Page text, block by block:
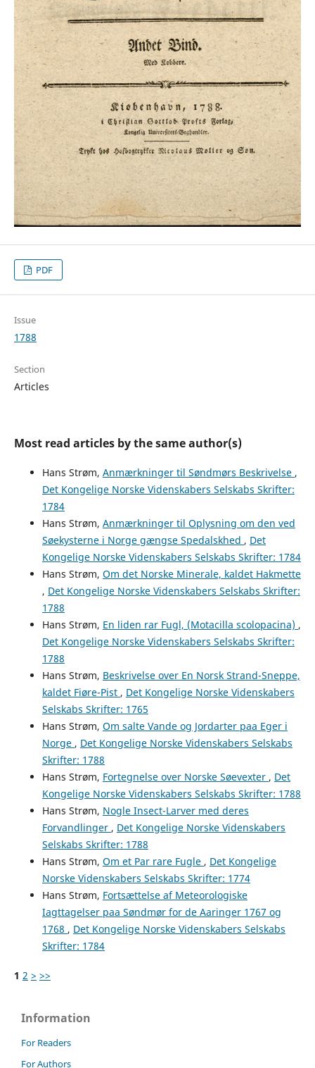
PDF
Issue
1788
Section
Articles
Most read articles by the same author(s)
Hans Strøm, Anmærkninger til Søndmørs Beskrivelse ,
Det Kongelige Norske Videnskabers Selskabs Skrifter:
1784
Hans Strøm, Anmærkninger til Oplysning om den ved
Søekysterne i Norge gængse Spedalskhed , Det
Kongelige Norske Videnskabers Selskabs Skrifter: 1784
Hans Strøm, Om det Norske Minerale, kaldet Hakmette
, Det Kongelige Norske Videnskabers Selskabs Skrifter:
1788
Hans Strøm, En liden rar Fugl, (Motacilla scolopacina) ,
Det Kongelige Norske Videnskabers Selskabs Skrifter:
1788
Hans Strøm, Beskrivelse over En Norsk Strand-Sneppe,
kaldet Fiøre-Pist , Det Kongelige Norske Videnskabers
Selskabs Skrifter: 1765
Hans Strøm, Om salte Vande og Jordarter paa Eger i
Norge , Det Kongelige Norske Videnskabers Selskabs
Skrifter: 1788
Hans Strøm, Fortegnelse over Norske Søevexter , Det
Kongelige Norske Videnskabers Selskabs Skrifter: 1788
Hans Strøm, Nogle Insect-Larver med deres
Forvandlinger , Det Kongelige Norske Videnskabers
Selskabs Skrifter: 1788
Hans Strøm, Om et Par rare Fugle , Det Kongelige
Norske Videnskabers Selskabs Skrifter: 1774
Hans Strøm, Fortsættelse af Meteorologiske
Iagttagelser paa Søndmør for de Aaringer 1767 og
1768 , Det Kongelige Norske Videnskabers Selskabs
Skrifter: 1784
1 2 > >>
Information
For Readers
For Authors